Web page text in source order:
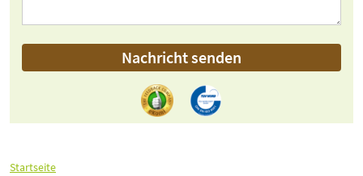
Startseite
Nachricht senden